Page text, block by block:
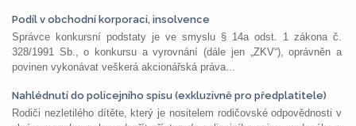
Podíl v obchodní korporaci, insolvence
Správce konkursní podstaty je ve smyslu § 14a odst. 1 zákona č.
328/1991 Sb., o konkursu a vyrovnání (dále jen „ZKV“), oprávněn a
povinen vykonávat veškerá akcionářská práva...
Nahlédnutí do policejního spisu (exkluzivně pro předplatitele)
Rodiči nezletilého dítěte, který je nositelem rodičovské odpovědnosti v